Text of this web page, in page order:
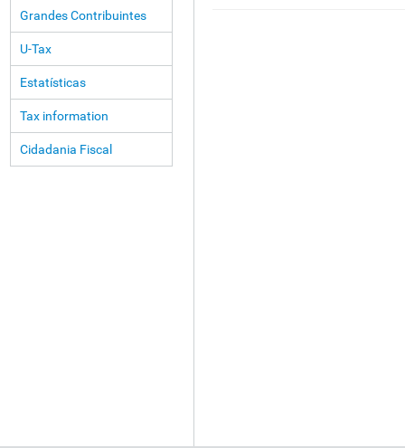
Grandes Contribuintes
U-Tax
Estatísticas
Tax information
Cidadania Fiscal